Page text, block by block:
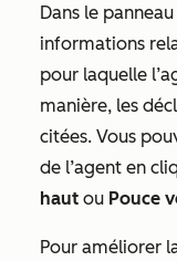
Dans le
informations
pour laquelle
manière, les
citées. Vous
de l’agent en
haut ou Pouce
Pour améliorer